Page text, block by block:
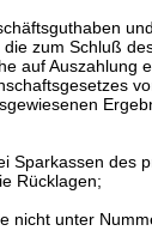
zum Schluß
auf Auszahlung
Sparkassen des
Rücklagen;
nicht unter